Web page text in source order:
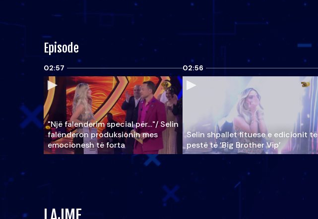
Episode
02:57
"Një falenderim special për…"/ Selin
falënderon produksionin mes
emocionesh të forta
02:56
Selin shpallet fituese e edicionit të
pestë të ‘Big Brother Vip’